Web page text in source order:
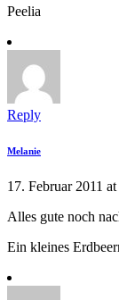
Peelia
Reply
Melanie
17. Februar 2011 at
Alles gute noch
Ein kleines